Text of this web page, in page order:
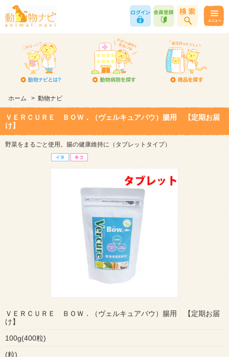
ホーム > 動物ナビ
ＶＥＲＣＵＲＥ ＢＯＷ．（ヴェルキュアバウ）腸用 【定期お届
け】
野菜をまるごと使用。腸の健康維持に（タブレットタイプ）
ＶＥＲＣＵＲＥ ＢＯＷ．（ヴェルキュアバウ）腸用 【定期お届
け】
100g(400粒)
(粒)